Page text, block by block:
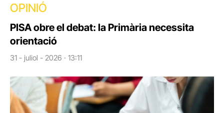
OPINIÓ
PISA obre el debat: la Primària necessita
orientació
31 - juliol - 2026 · 13:11